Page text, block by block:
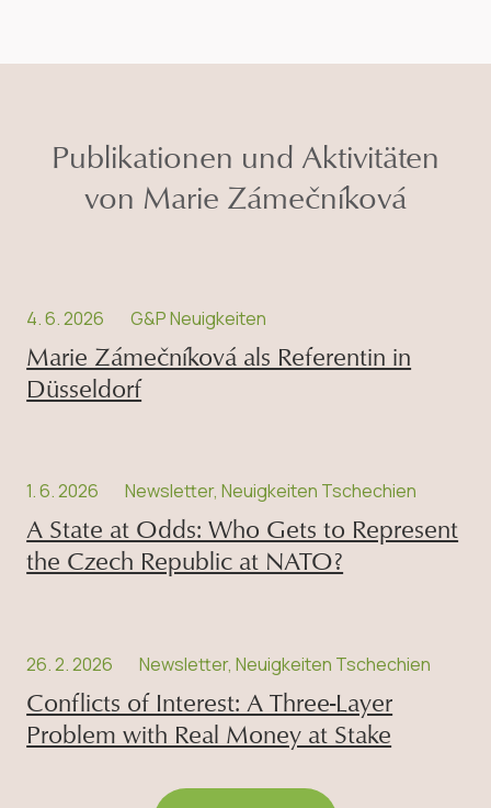
Karlsuniversität im Bereich der
Sozialwissenschaften
Publikationen und Aktivitäten
von Marie Zámečníková
4. 6. 2026 G&P Neuigkeiten
Marie Zámečníková als Referentin in
Düsseldorf
1. 6. 2026 Newsletter, Neuigkeiten Tschechien
A State at Odds: Who Gets to Represent
the Czech Republic at NATO?
26. 2. 2026 Newsletter, Neuigkeiten Tschechien
Conflicts of Interest: A Three-Layer
Problem with Real Money at Stake